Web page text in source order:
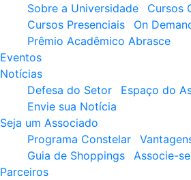
Sobre a Universidade
Cursos
Cursos Presenciais
On
Prêmio Acadêmico Abrasce
Eventos
Notícias
Defesa do Setor
Espaço do
Envie sua Notícia
Seja um Associado
Programa Constelar
Guia de Shoppings
Associe-se
Parceiros